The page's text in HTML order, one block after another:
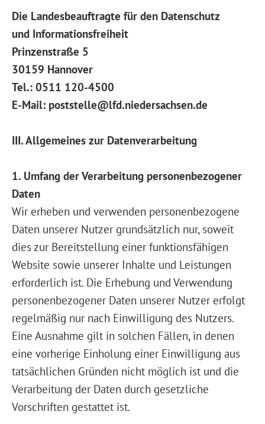
Die Landesbeauftragte für den Datenschutz
und Informationsfreiheit
Prinzenstraße 5
30159 Hannover
Tel.: 0511 120-4500
E-Mail: poststelle@lfd.niedersachsen.de
III. Allgemeines zur Datenverarbeitung
1. Umfang der Verarbeitung personenbezogener
Daten
Wir erheben und verwenden personenbezogene
Daten unserer Nutzer grundsätzlich nur, soweit
dies zur Bereitstellung einer funktionsfähigen
Website sowie unserer Inhalte und Leistungen
erforderlich ist. Die Erhebung und Verwendung
personenbezogener Daten unserer Nutzer erfolgt
regelmäßig nur nach Einwilligung des Nutzers.
Eine Ausnahme gilt in solchen Fällen, in denen
eine vorherige Einholung einer Einwilligung aus
tatsächlichen Gründen nicht möglich ist und die
Verarbeitung der Daten durch gesetzliche
Vorschriften gestattet ist.